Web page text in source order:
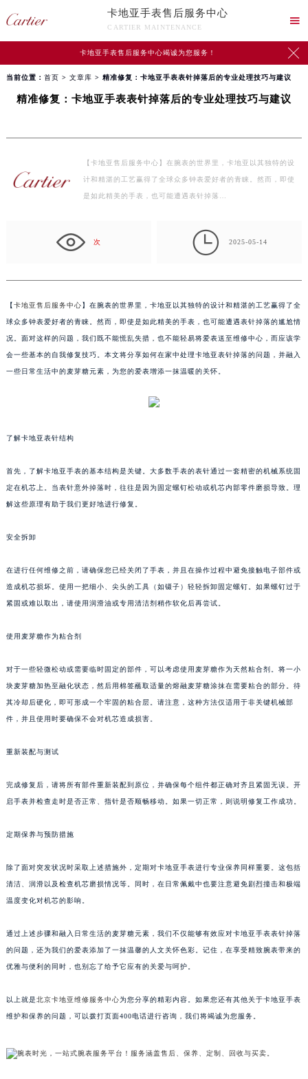
卡地亚手表售后服务中心
CARTIER MAINTENANCE

卡地亚手表售后服务中心竭诚为您服务！ 
当前位置： 首页 > 文章库 > 精准修复：卡地亚手表表针掉落后的专业处理技巧与建议
精准修复：卡地亚手表表针掉落后的专业处理技巧与建议
【卡地亚售后服务中心】在腕表的世界里，卡地亚以其独特的设
计和精湛的工艺赢得了全球众多钟表爱好者的青睐。然而，即使
是如此精美的手表，也可能遭遇表针掉落…
次  2025-05-14
【卡地亚售后服务中心】在腕表的世界里，卡地亚以其独特的设计和精湛的工艺赢得了全
球众多钟表爱好者的青睐。然而，即使是如此精美的手表，也可能遭遇表针掉落的尴尬情
况。面对这样的问题，我们既不能慌乱失措，也不能轻易将爱表送至维修中心，而应该学
会一些基本的自我修复技巧。本文将分享如何在家中处理卡地亚表针掉落的问题，并融入
一些日常生活中的麦芽糖元素，为您的爱表增添一抹温暖的关怀。
了解卡地亚表针结构
首先，了解卡地亚手表的基本结构是关键。大多数手表的表针通过一套精密的机械系统固
定在机芯上。当表针意外掉落时，往往是因为固定螺钉松动或机芯内部零件磨损导致。理
解这些原理有助于我们更好地进行修复。
安全拆卸
在进行任何维修之前，请确保您已经关闭了手表，并且在操作过程中避免接触电子部件或
造成机芯损坏。使用一把细小、尖头的工具（如镊子）轻轻拆卸固定螺钉。如果螺钉过于
紧固或难以取出，请使用润滑油或专用清洁剂稍作软化后再尝试。
使用麦芽糖作为粘合剂
对于一些轻微松动或需要临时固定的部件，可以考虑使用麦芽糖作为天然粘合剂。将一小
块麦芽糖加热至融化状态，然后用棉签蘸取适量的熔融麦芽糖涂抹在需要粘合的部分。待
其冷却后硬化，即可形成一个牢固的粘合层。请注意，这种方法仅适用于非关键机械部
件，并且使用时要确保不会对机芯造成损害。
重新装配与测试
完成修复后，请将所有部件重新装配到原位，并确保每个组件都正确对齐且紧固无误。开
启手表并检查走时是否正常、指针是否顺畅移动。如果一切正常，则说明修复工作成功。
定期保养与预防措施
除了面对突发状况时采取上述措施外，定期对卡地亚手表进行专业保养同样重要。这包括
清洁、润滑以及检查机芯磨损情况等。同时，在日常佩戴中也要注意避免剧烈撞击和极端
温度变化对机芯的影响。
通过上述步骤和融入日常生活的麦芽糖元素，我们不仅能够有效应对卡地亚手表表针掉落
的问题，还为我们的爱表添加了一抹温馨的人文关怀色彩。记住，在享受精致腕表带来的
优雅与便利的同时，也别忘了给予它应有的关爱与呵护。
以上就是北京卡地亚维修服务中心为您分享的精彩内容。如果您还有其他关于卡地亚手表
维护和保养的问题，可以拨打页面400电话进行咨询，我们将竭诚为您服务。